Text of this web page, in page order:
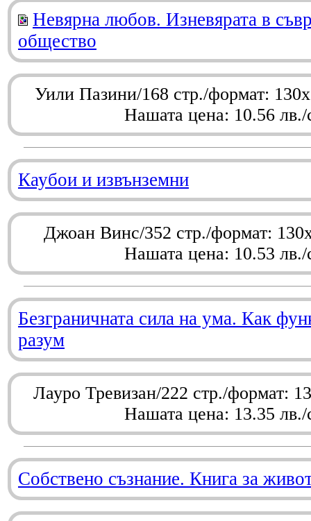
Невярна любов. Изневярата в
общество
Уили Пазини/168 стр./формат:
Нашата цена: 10.56 лв./
Каубои и извънземни
Джоан Винс/352 стр./формат:
Нашата цена: 10.53 лв./
Безграничната сила на ума. Как
разум
Лауро Тревизан/222 стр./формат:
Нашата цена: 13.35 лв./
Собствено съзнание. Книга за